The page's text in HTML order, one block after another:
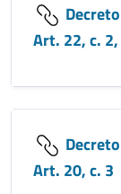
Art. 22, c.
Art. 20, c. 3